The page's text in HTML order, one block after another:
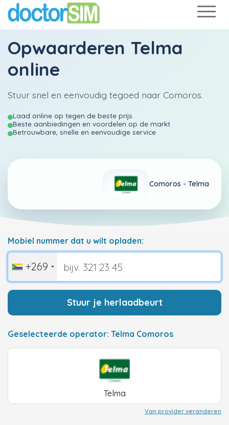
Opwaarderen Telma
online
Stuur snel en eenvoudig tegoed naar Comoros.
Laad online op tegen de beste prijs
Beste aanbiedingen en voordelen op de markt
Betrouwbare, snelle en eenvoudige service
Comoros - Telma
Mobiel nummer dat u wilt opladen:
+269
Stuur je herlaadbeurt
Geselecteerde operator: Telma Comoros
Telma
Van provider veranderen